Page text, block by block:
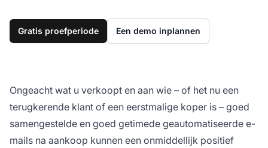
Gratis proefperiode Een demo inplannen
Ongeacht wat u verkoopt en aan wie – of het nu een
terugkerende klant of een eerstmalige koper is – goed
samengestelde en goed getimede geautomatiseerde e-
mails na aankoop kunnen een onmiddellijk positief